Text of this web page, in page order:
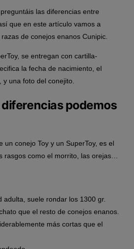
las diferencias entre
que en este artículo vamos a
de conejos enanos Cunipic.
se entregan con cartilla-
la fecha de nacimiento, el
una foto del conejito.
podemos
un conejo Toy y un SuperToy, es el
rasgos como el morrito, las orejas…
adulta, suele rondar los 1300 gr.
que el resto de conejos enanos.
más cortas que el